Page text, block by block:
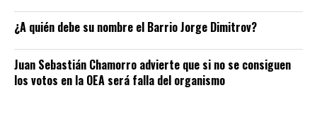
¿A quién debe su nombre el Barrio Jorge Dimitrov?
Juan Sebastián Chamorro advierte que si no se consiguen
los votos en la OEA será falla del organismo